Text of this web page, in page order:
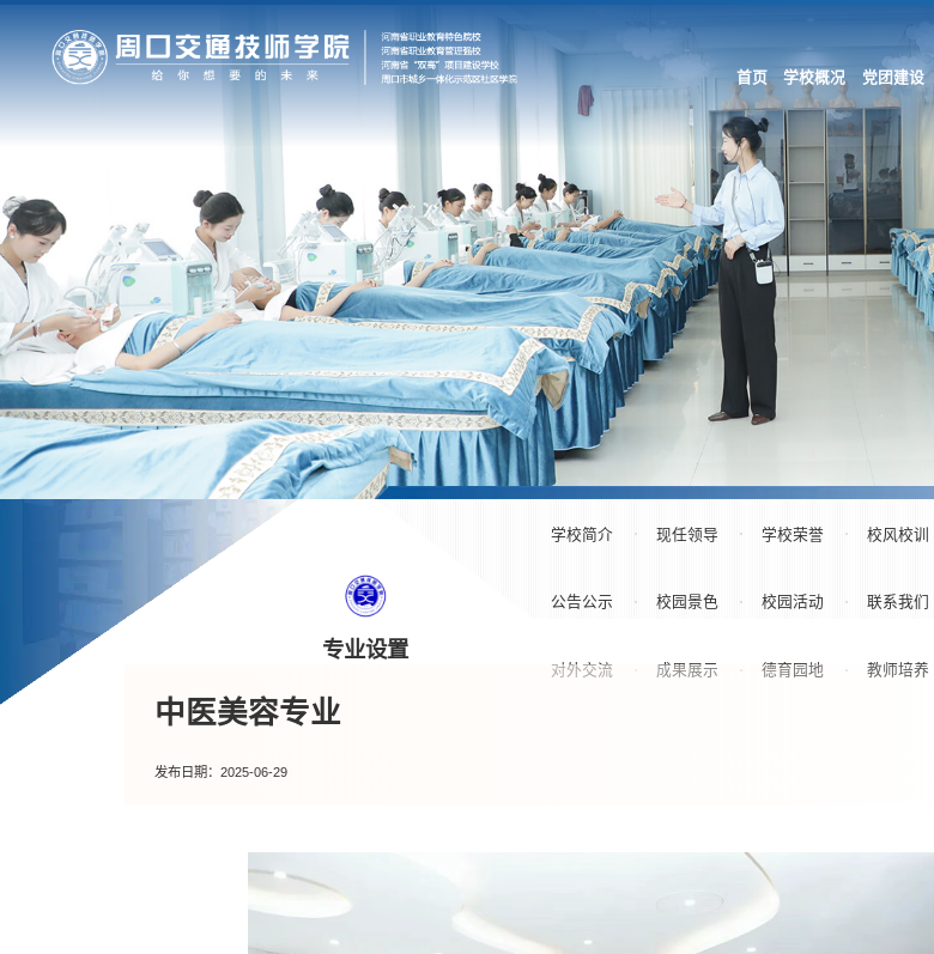
首页 学校概况 党团建设
专业设置
学校简介 现任领导 学校荣誉 校风校训
公告公示 校园景色 校园活动 联系我们
对外交流 成果展示 德育园地 教师培养
中医美容专业
发布日期：2025-06-29